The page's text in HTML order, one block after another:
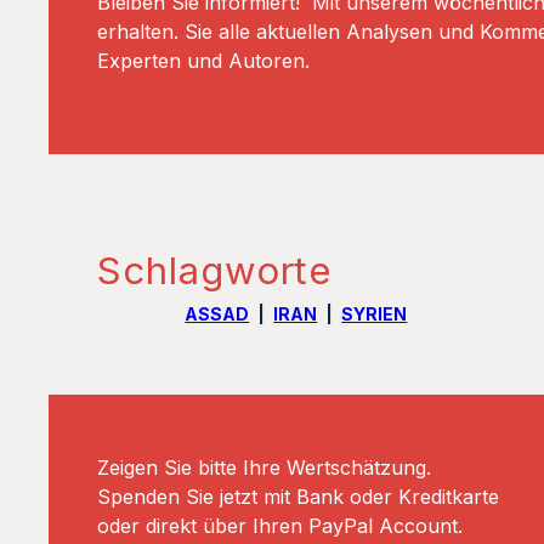
erhalten. Sie alle aktuellen Analysen und
Experten und Autoren.
Schlagworte
ASSAD IRAN SYRIEN
Zeigen Sie bitte Ihre Wertschätzung.
Spenden Sie jetzt mit Bank oder Kreditkarte
oder direkt über Ihren PayPal Account.